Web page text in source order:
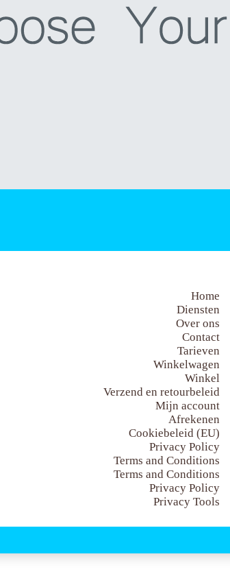
Home
Diensten
Over ons
Contact
Tarieven
Winkelwagen
Winkel
Verzend en retourbeleid
Mijn account
Afrekenen
Cookiebeleid (EU)
Privacy Policy
Terms and Conditions
Terms and Conditions
Privacy Policy
Privacy Tools